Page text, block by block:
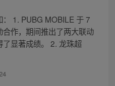
1. PUBG MOBILE 于 7
作，期间推出了两大联动
显著成绩。 2. 龙珠超